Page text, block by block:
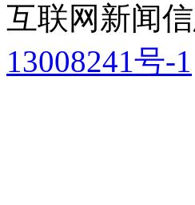
互联网新闻
13008241号-1